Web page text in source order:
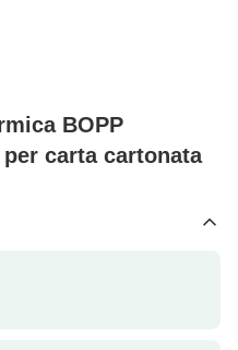
BOPP
carta cartonata